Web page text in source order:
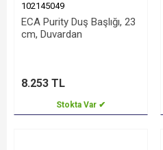
102145049
ECA Purity Duş Başlığı, 23
cm, Duvardan
8.253 TL
Stokta Var ✔